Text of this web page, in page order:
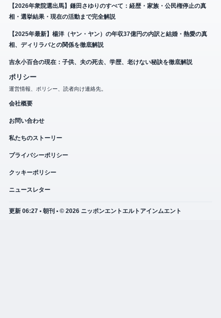
【2026年衆院選出馬】鎌田さゆりのすべて：経歴・家族・公民権停止の真
相・選挙結果・現在の活動まで完全解説
【2025年最新】楊洋（ヤン・ヤン）の年収37億円の内訳と結婚・熱愛の真
相、ディリラバとの関係を徹底解説
吉永小百合の現在：子供、夫の死去、学歴、老けない秘訣を徹底解説
ポリシー
運営情報、ポリシー、読者向け連絡先。
会社概要
お問い合わせ
私たちのストーリー
プライバシーポリシー
クッキーポリシー
ニュースレター
更新 06:27 • 朝刊 • © 2026 ニッポンエントエルトアインムエント